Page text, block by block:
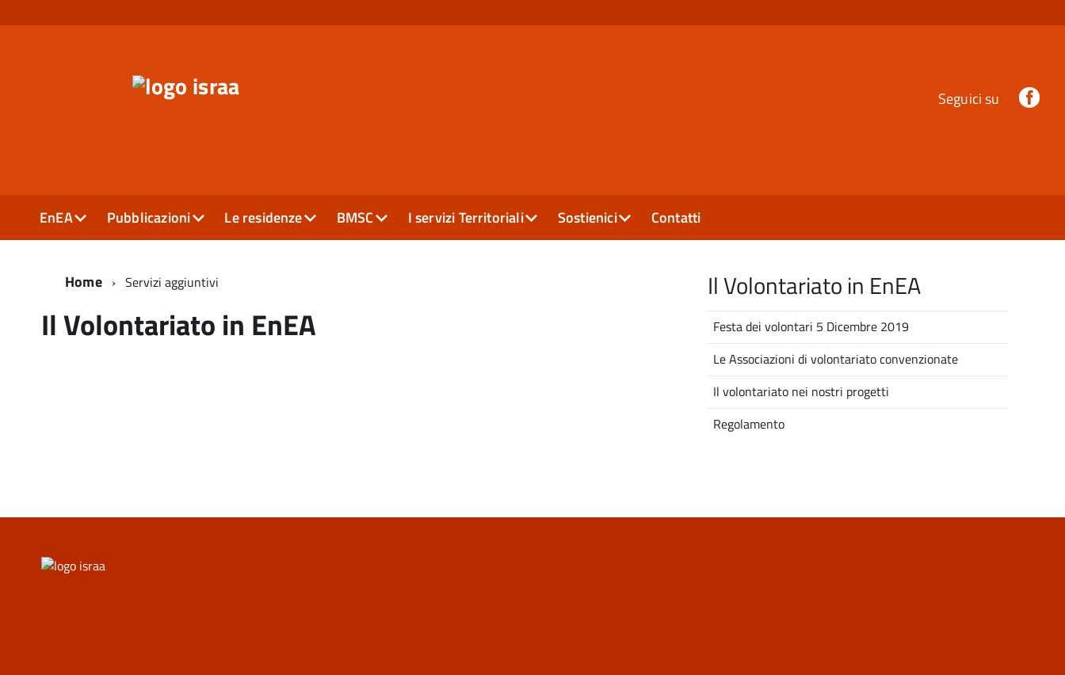
Seguici su
EnEA Pubblicazioni Le residenze BMSC I servizi Territoriali Sostienici Contatti
Home Servizi aggiuntivi
Il Volontariato in EnEA
Il Volontariato in EnEA
Festa dei volontari 5 Dicembre 2019
Le Associazioni di volontariato convenzionate
Il volontariato nei nostri progetti
Regolamento